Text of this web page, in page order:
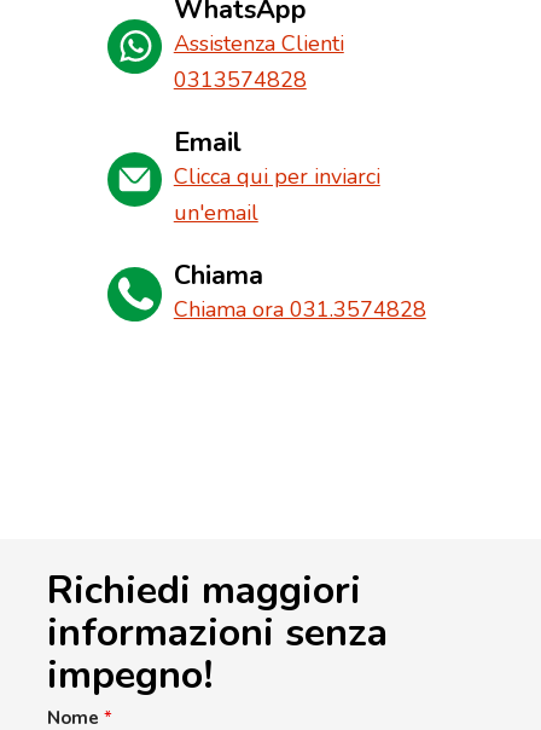
WhatsApp
Assistenza Clienti
0313574828
Email
Clicca qui per inviarci
un'email
Chiama
Chiama ora 031.3574828
Richiedi maggiori
informazioni senza
impegno!
Nome *